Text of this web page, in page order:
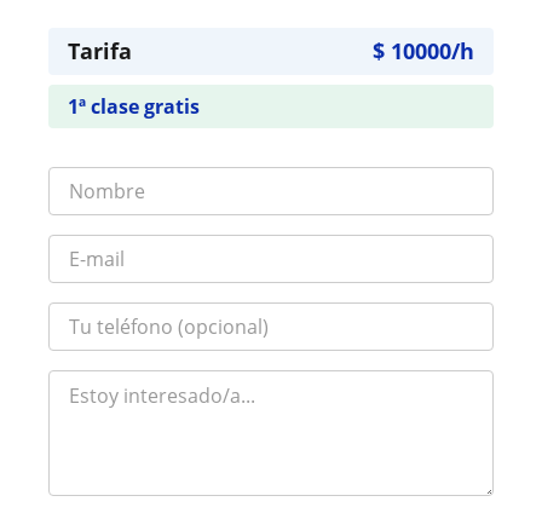
Tarifa $ 10000/h
1ª clase gratis